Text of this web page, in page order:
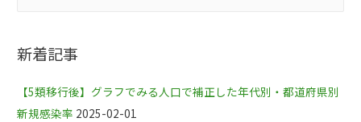
新着記事
【5類移行後】グラフでみる人口で補正した年代別・都道府県別
新規感染率 2025-02-01